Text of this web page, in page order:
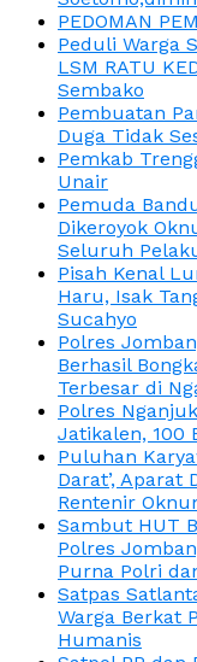
PEDOMAN
Peduli Warga
LSM RATU
Sembako
Pembuatan
Duga Tidak
Pemkab
Unair
Pemuda
Dikeroyok
Seluruh
Pisah Kenal
Haru, Isak
Sucahyo
Polres
Berhasil
Terbesar di
Polres
Jatikalen, 100
Puluhan
Darat’,
Rentenir
Sambut HUT
Polres
Purna Polri
Satpas
Warga Berkat
Humanis